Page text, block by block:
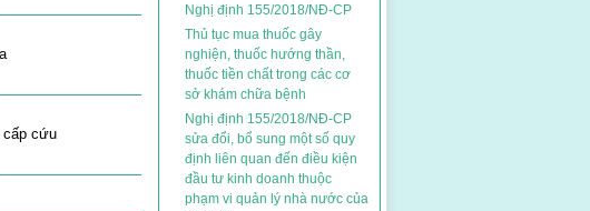
cấp cứu
thông tin sức khỏe cá
nhân
Uống từ 2 đến 3 tách
cà phê mỗi ngày có
thể giảm nguy cơ tim
mạch
Khám sức khỏe tổng
quát
Nghị định 155/2018/NĐ-CP
Thủ tục mua thuốc gây
nghiện, thuốc hướng thần,
thuốc tiền chất trong các cơ
sở khám chữa bệnh
Nghị định 155/2018/NĐ-CP
sửa đổi, bổ sung một số quy
định liên quan đến điều kiện
đầu tư kinh doanh thuộc
phạm vi quản lý nhà nước của